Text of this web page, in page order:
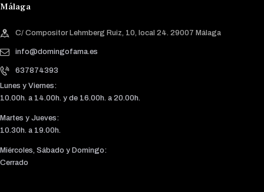
Málaga
C/ Compositor Lehmberg Ruiz, 10, local 24. 29007 Málaga
info@domingofama.es
637874393
Lunes y Viernes:
10.00h. a 14.00h. y de 16.00h. a 20.00h.
Martes y Jueves:
10.30h. a 19.00h.
Miércoles, Sábado y Domingo:
Cerrado